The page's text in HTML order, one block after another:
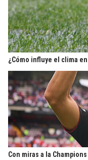
¿Cómo influye el clima
Con miras a la